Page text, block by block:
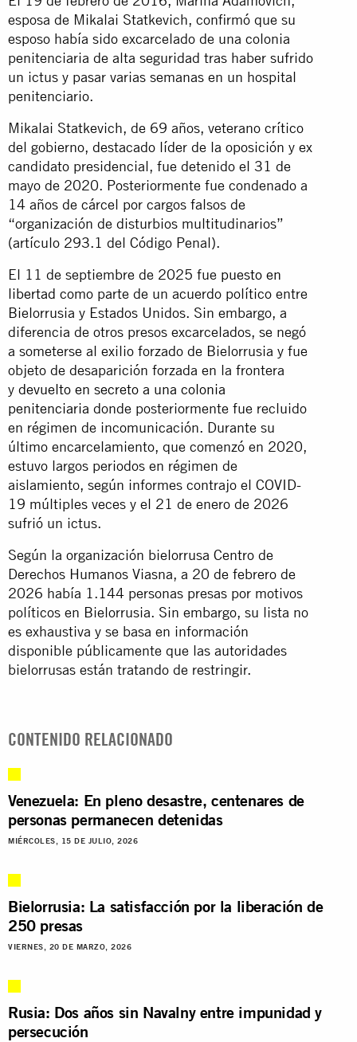
esposa de Mikalai Statkevich, confirmó que su
esposo había sido excarcelado de una colonia
penitenciaria de alta seguridad tras haber sufrido
un ictus y pasar varias semanas en un hospital
penitenciario.
Mikalai Statkevich, de 69 años, veterano crítico
del gobierno, destacado líder de la oposición y ex
candidato presidencial, fue detenido el 31 de
mayo de 2020. Posteriormente fue condenado a
14 años de cárcel por cargos falsos de
“organización de disturbios multitudinarios”
(artículo 293.1 del Código Penal).
El 11 de septiembre de 2025 fue puesto en
libertad como parte de un acuerdo político entre
Bielorrusia y Estados Unidos. Sin embargo, a
diferencia de otros presos excarcelados, se negó
a someterse al exilio forzado de Bielorrusia y fue
objeto de desaparición forzada en la frontera
y devuelto en secreto a una colonia
penitenciaria donde posteriormente fue recluido
en régimen de incomunicación. Durante su
último encarcelamiento, que comenzó en 2020,
estuvo largos periodos en régimen de
aislamiento, según informes contrajo el COVID-
19 múltiples veces y el 21 de enero de 2026
sufrió un ictus.
Según la organización bielorrusa Centro de
Derechos Humanos Viasna, a 20 de febrero de
2026 había 1.144 personas presas por motivos
políticos en Bielorrusia. Sin embargo, su lista no
es exhaustiva y se basa en información
disponible públicamente que las autoridades
bielorrusas están tratando de restringir.
CONTENIDO RELACIONADO
Venezuela: En pleno desastre, centenares de
personas permanecen detenidas
MIÉRCOLES, 15 DE JULIO, 2026
Bielorrusia: La satisfacción por la liberación de
250 presas
VIERNES, 20 DE MARZO, 2026
Rusia: Dos años sin Navalny entre impunidad y
persecución